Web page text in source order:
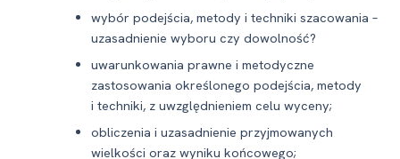
wybór podejścia, metody i techniki szacowania –
uzasadnienie wyboru czy dowolność?
uwarunkowania prawne i metodyczne
zastosowania określonego podejścia, metody
i techniki, z uwzględnieniem celu wyceny;
obliczenia i uzasadnienie przyjmowanych
wielkości oraz wyniku końcowego;